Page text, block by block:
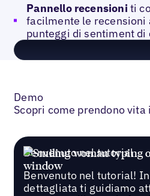
Pannello recensioniti
facilmente le recensioni
punteggi di sentiment di
Demo
Scopri come prendono vita
Benvenuto nel tutorial
Benvenuto nel tutorial!
dettagliata ti guidiamo